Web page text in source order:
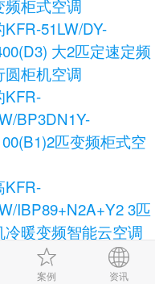
案例 资讯
频柜式空调
KFR-51LW/DY-
大2匹定速定频
圆柜机空调
KFR-
BP3DN1Y-
匹变频柜式空
KFR-
IBP89+N2A+Y2 3匹
冷暖变频智能云空调
72LW/AS36+N3
独立除湿柜式空调